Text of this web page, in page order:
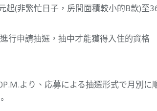
起(非繁忙日子，房間面積較小的B款)至
行申請抽選，抽中才能獲得入住的資格
より、応募による抽選形式で月別に